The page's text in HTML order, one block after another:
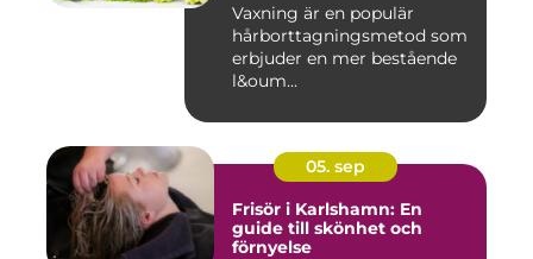
Vaxning är en populär
hårborttagningsmetod som
erbjuder en mer bestående
l&oum...
05. sep
Frisör i Karlshamn: En
guide till skönhet och
förnyelse